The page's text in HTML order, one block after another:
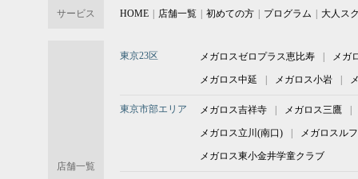
サービス HOME 店舗一覧 初めての方 プログラム 大人ス
店舗一覧
東京23区 メガロスゼロプラス恵比寿 メガ
メガロス中延 メガロス小岩
東京市部エリア メガロス吉祥寺 メガロス三鷹
メガロス立川(南口) メガロスル
メガロス東小金井学童クラブ